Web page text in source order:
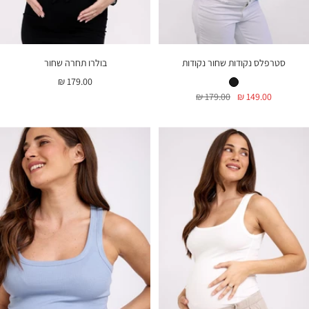
סטרפלס נקודות שחור נקודות
סטרפלס נקודות שחור נקודות
מחיר
149.00 ₪
מחיר
179.00 ₪
בולרו תחרה שחור
מחיר
179.00 ₪